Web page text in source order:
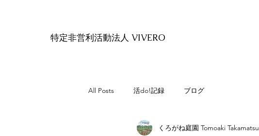
特定非営利活動法人 VIVERO
All Posts 活do!記録 ブログ
くろがね庭園 Tomoaki Takamatsu